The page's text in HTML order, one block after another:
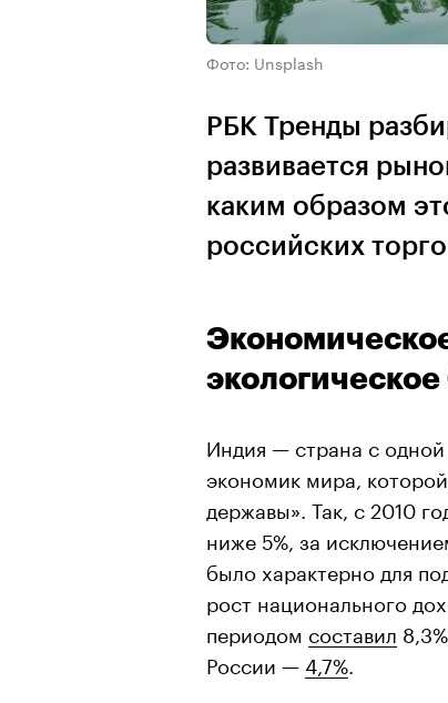
Фото: Unsplash
РБК Тренды
развивается
каким образом
российских
Индия — страна с
экономик мира,
державы». Так, с 2010
ниже 5%, за
было характерно для
рост национального
периодом составил
России —4,7%